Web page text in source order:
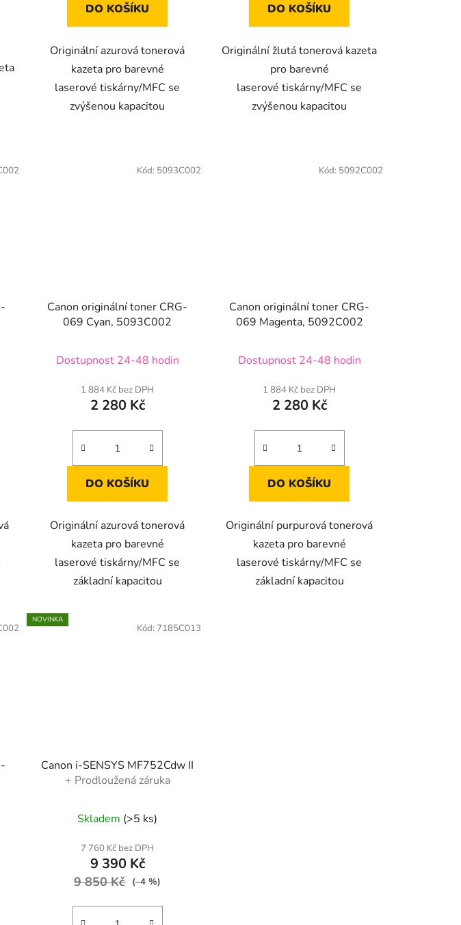
DO KOŠÍKU
Originální azurová tonerová
kazeta pro barevné
laserové tiskárny/MFC se
zvýšenou kapacitou
DO KOŠÍKU
Originální žlutá tonerová kazeta
pro barevné
laserové tiskárny/MFC se
zvýšenou kapacitou
Canon originální toner CRG-
069 Cyan, 5093C002
Dostupnost 24-48 hodin
1 884 Kč bez DPH
2 280 Kč
DO KOŠÍKU
Originální azurová tonerová
kazeta pro barevné
laserové tiskárny/MFC se
základní kapacitou
Kód: 5093C002
Canon originální toner CRG-
069 Magenta, 5092C002
Dostupnost 24-48 hodin
1 884 Kč bez DPH
2 280 Kč
DO KOŠÍKU
Originální purpurová tonerová
kazeta pro barevné
laserové tiskárny/MFC se
základní kapacitou
Kód: 5092C002
NOVINKA
Canon i-SENSYS MF752Cdw II
+ Prodloužená záruka
Skladem (>5 ks)
7 760 Kč bez DPH
9 390 Kč
9 850 Kč (–4 %)
Kód: 7185C013